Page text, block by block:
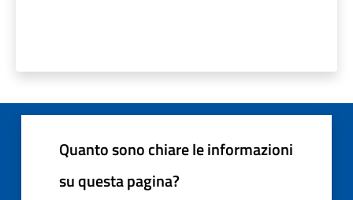
Quanto sono chiare le informazioni
su questa pagina?